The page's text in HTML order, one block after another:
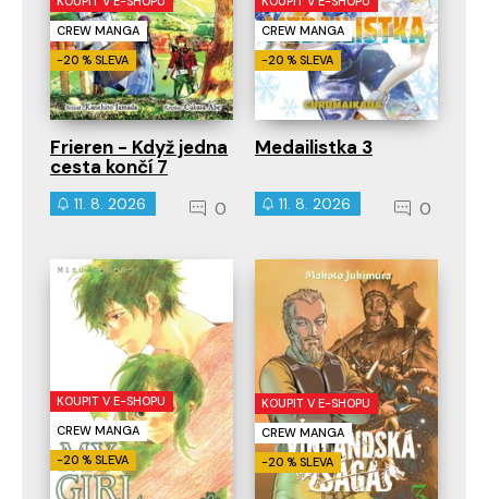
CREW MANGA
-20 % SLEVA
Frieren - Když jedna
cesta končí 7
11. 8. 2026 0
CREW MANGA
-20 % SLEVA
Medailistka 3
11. 8. 2026 0
KOUPIT V E-SHOPU
CREW MANGA
-20 % SLEVA
KOUPIT V E-SHOPU
CREW MANGA
-20 % SLEVA